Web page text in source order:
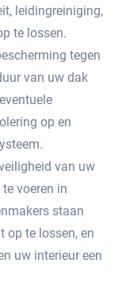
leidingreiniging,
te lossen.
tegen
van uw dak
op en
van uw
voeren in
staan
op te lossen, en
uw interieur een